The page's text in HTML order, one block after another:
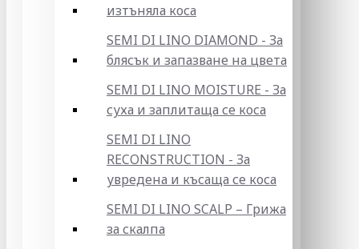
изтъняла коса
SEMI DI LINO DIAMOND - За
блясък и запазване на цвета
SEMI DI LINO MOISTURE - За
суха и заплитаща се коса
SEMI DI LINO
RECONSTRUCTION - За
увредена и късаща се коса
SEMI DI LINO SCALP – Грижа
за скалпа